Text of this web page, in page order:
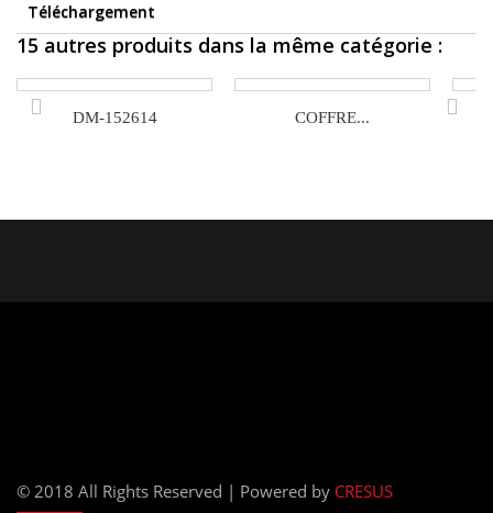
Téléchargement
15 autres produits dans la même catégorie :
DM-152614 COFFRE...
© 2018 All Rights Reserved | Powered by CRESUS